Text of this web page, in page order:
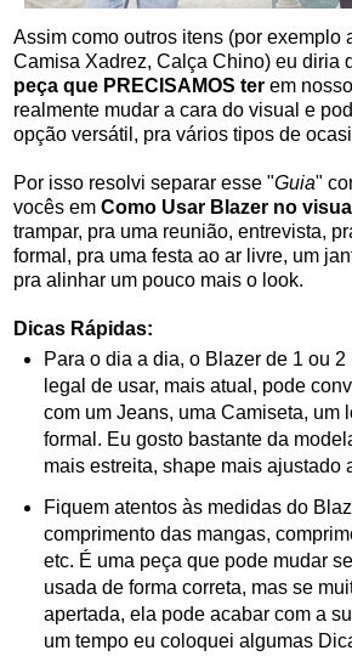
Assim como outros itens (por exemplo
Camisa Xadrez, Calça Chino) eu diria
peça que PRECISAMOS ter em
realmente mudar a cara do visual e
opção versátil, pra vários tipos de
Por isso resolvi separar esse "Guia"
vocês em Como Usar Blazer no
trampar, pra uma reunião, entrevista,
formal, pra uma festa ao ar livre, um
pra alinhar um pouco mais o look.
Dicas Rápidas:
Para o dia a dia, o Blazer de 1 ou
legal de usar, mais atual, pode
com um Jeans, uma Camiseta, um
formal. Eu gosto bastante da
mais estreita, shape mais ajustado
Fiquem atentos às medidas do
comprimento das mangas,
etc. É uma peça que pode mudar
usada de forma correta, mas se
apertada, ela pode acabar com a
um tempo eu coloquei algumas